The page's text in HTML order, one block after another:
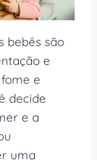
bebês são
e
e
decide
e a
uma